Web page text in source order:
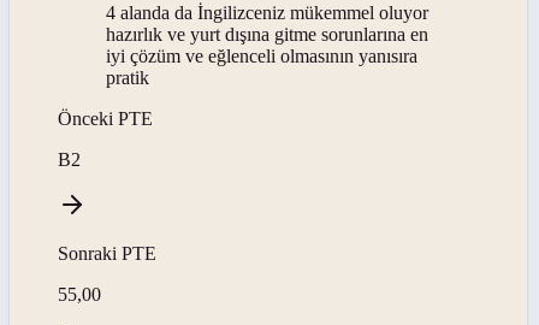
4 alanda da İngilizceniz mükemmel oluyor
hazırlık ve yurt dışına gitme sorunlarına en
iyi çözüm ve eğlenceli olmasının yanısıra
pratik
Önceki PTE
B2
Sonraki PTE
55,00